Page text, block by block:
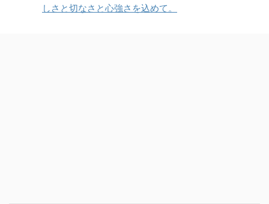
しさと切なさと心強さを込めて。